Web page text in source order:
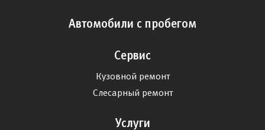
Автомобили с пробегом
Сервис
Кузовной ремонт
Слесарный ремонт
Услуги